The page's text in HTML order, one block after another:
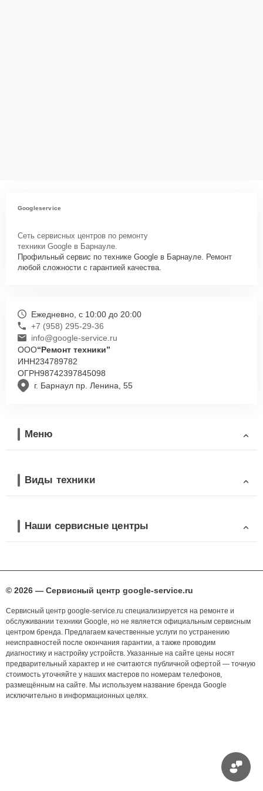
Googleservice
Сеть сервисных центров по ремонту
техники Google в Барнауле.
Профильный сервис по технике Google в Барнауле. Ремонт
любой сложности с гарантией качества.
г. Барнаул пр. Ленина, 55
Ежедневно, с 10:00 до 20:00
+7 (958) 295-29-36
info@google-service.ru
ООО“Ремонт техники”
ИНН234789782
ОГРН98742397845098
Меню
Виды техники
Наши сервисные центры
© 2026 — Сервисный центр google-service.ru
Сервисный центр google-service.ru специализируется на ремонте и
обслуживании техники Google, но не является официальным сервисным
центром бренда. Предлагаем качественные услуги по устранению
неисправностей после окончания гарантии, а также проводим
диагностику и настройку устройств. Указанные на сайте цены носят
предварительный характер и не считаются публичной офертой — точную
стоимость уточняйте у наших мастеров по номерам телефонов,
размещённым на сайте. Мы используем название бренда Google
исключительно в информационных целях.